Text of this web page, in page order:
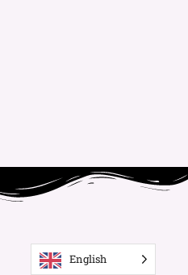
English